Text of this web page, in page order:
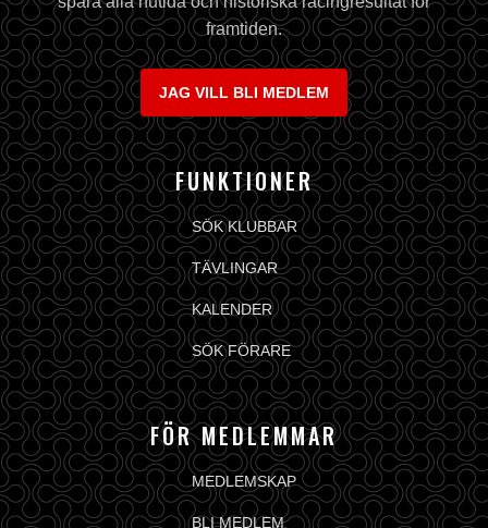
framtiden.
JAG VILL BLI MEDLEM
FUNKTIONER
SÖK KLUBBAR
TÄVLINGAR
KALENDER
SÖK FÖRARE
FÖR MEDLEMMAR
MEDLEMSKAP
BLI MEDLEM